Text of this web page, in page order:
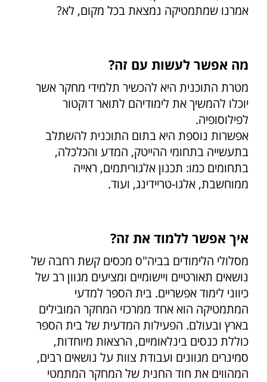
אמרנו שמתמטיקה נמצאת בכל מקום, לא?
מה אפשר לעשות עם זה?
מטרת התוכנית היא להכשיר תלמידי מחקר אשר
יוכלו להמשיך את לימודיהם לתואר דוקטור
לפילוסופיה.
אפשרות נוספת היא בתום התוכנית להשתלב
בתעשייה בתחומי ההייטק, המדע והכלכלה,
בתחומים כמו: תכנון אלגוריתמים, ראייה
ממוחשבת, אלגו-טריידינג, ועוד.
איך אפשר ללמוד את זה?
מסלולי הלימודים בביה"ס מכסים קשת רחבה של
נושאים תאורטיים ויישומיים ומציעים מגוון רב של
כיווני לימוד אפשריים. בית הספר למדעי
המתמטיקה הוא אחד ממרכזי המחקר המובילים
בארץ ובעולם. הפעילות המדעית של בית הספר
כוללת כנסים בינלאומיים, הרצאות מיוחדות,
סמינרים מגוונים ועבודת צוות על נושאים רבים,
המהווים את חוד החנית של המחקר המתמטי